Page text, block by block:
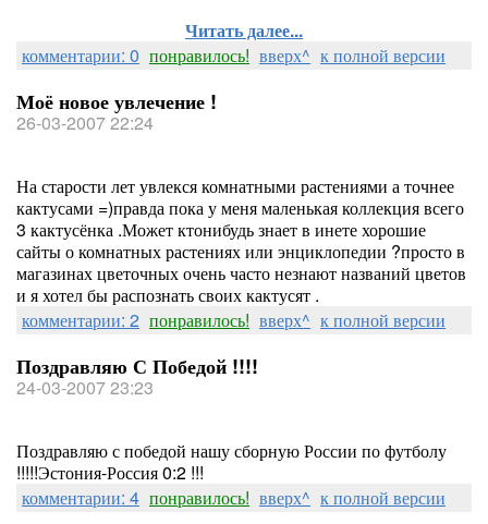
Читать далее...
комментарии: 0 понравилось! вверх^ к полной версии
Моё новое увлечение !
26-03-2007 22:24
На старости лет увлекся комнатными растениями а точнее
кактусами =)правда пока у меня маленькая коллекция всего
3 кактусёнка .Может ктонибудь знает в инете хорошие
сайты о комнатных растениях или энциклопедии ?просто в
магазинах цветочных очень часто незнают названий цветов
и я хотел бы распознать своих кактусят .
комментарии: 2 понравилось! вверх^ к полной версии
Поздравляю С Победой !!!!
24-03-2007 23:23
Поздравляю с победой нашу сборную России по футболу
!!!!!Эстония-Россия 0:2 !!!
комментарии: 4 понравилось! вверх^ к полной версии